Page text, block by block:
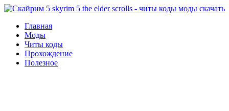
Перейти
содержимому
Главная
Моды
Читы коды
Прохождение
Полезное